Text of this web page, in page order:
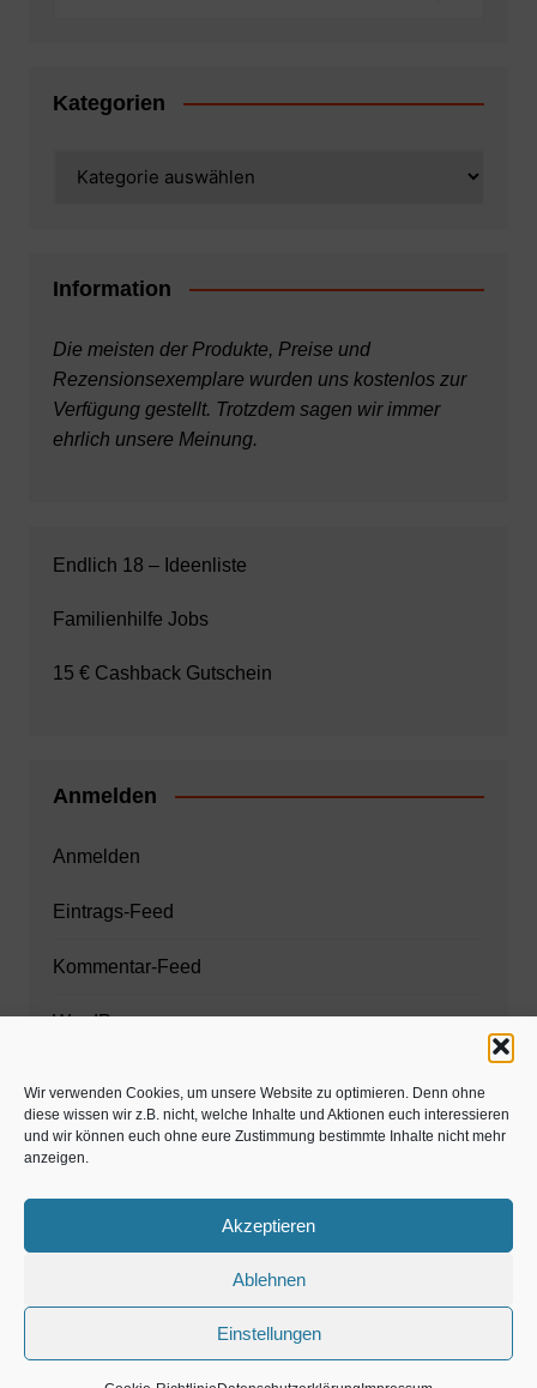
Wir verwenden Cookies, um unsere Website zu optimieren. Denn ohne
diese wissen wir z.B. nicht, welche Inhalte und Aktionen euch interessieren
und wir können euch ohne eure Zustimmung bestimmte Inhalte nicht mehr
anzeigen.
Akzeptieren
Ablehnen
Einstellungen
Kategorien
Information
Die meisten der Produkte, Preise und
Rezensionsexemplare wurden uns kostenlos zur
Verfügung gestellt. Trotzdem sagen wir immer
ehrlich unsere Meinung.
Endlich 18 – Ideenliste
Familienhilfe Jobs
15 € Cashback Gutschein
Anmelden
Anmelden
Eintrags-Feed
Kommentar-Feed
WordPress.org
Zahnarzt München
www.estaregistrierung.org – ESTA
©familös - dieTestfamilie -
Weihnachten, Adventszeit
Magazin Gastartikel